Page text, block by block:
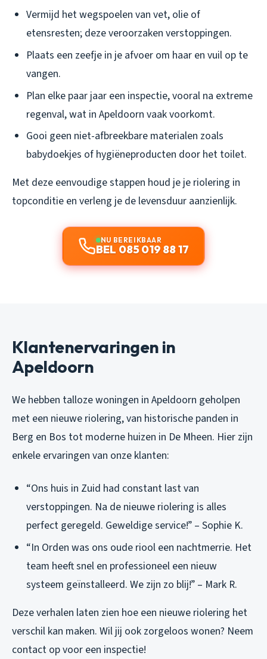
Vermijd het wegspoelen van vet, olie of
etensresten; deze veroorzaken verstoppingen.
Plaats een zeefje in je afvoer om haar en vuil op te
vangen.
Plan elke paar jaar een inspectie, vooral na extreme
regenval, wat in Apeldoorn vaak voorkomt.
Gooi geen niet-afbreekbare materialen zoals
babydoekjes of hygiëneproducten door het toilet.
Met deze eenvoudige stappen houd je je riolering in
topconditie en verleng je de levensduur aanzienlijk.
NU BEREIKBAAR
BEL 085 019 88 17
Klantenervaringen in
Apeldoorn
We hebben talloze woningen in Apeldoorn geholpen
met een nieuwe riolering, van historische panden in
Berg en Bos tot moderne huizen in De Mheen. Hier zijn
enkele ervaringen van onze klanten:
“Ons huis in Zuid had constant last van
verstoppingen. Na de nieuwe riolering is alles
perfect geregeld. Geweldige service!” – Sophie K.
“In Orden was ons oude riool een nachtmerrie. Het
team heeft snel en professioneel een nieuw
systeem geïnstalleerd. We zijn zo blij!” – Mark R.
Deze verhalen laten zien hoe een nieuwe riolering het
verschil kan maken. Wil jij ook zorgeloos wonen? Neem
contact op voor een inspectie!